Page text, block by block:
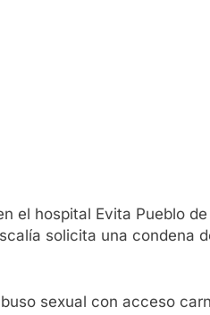
el hospital Evita Pueblo
solicita una condena
sexual con acceso